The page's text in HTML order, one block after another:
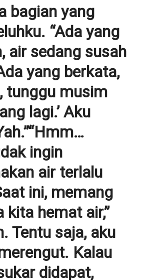
bagian yang
“Ada yang
air sedang susah
yang berkata,
tunggu musim
lagi.’ Aku
ingin
air terlalu
ini, memang
kita hemat air,”
Tentu saja, aku
Kalau
didapat,